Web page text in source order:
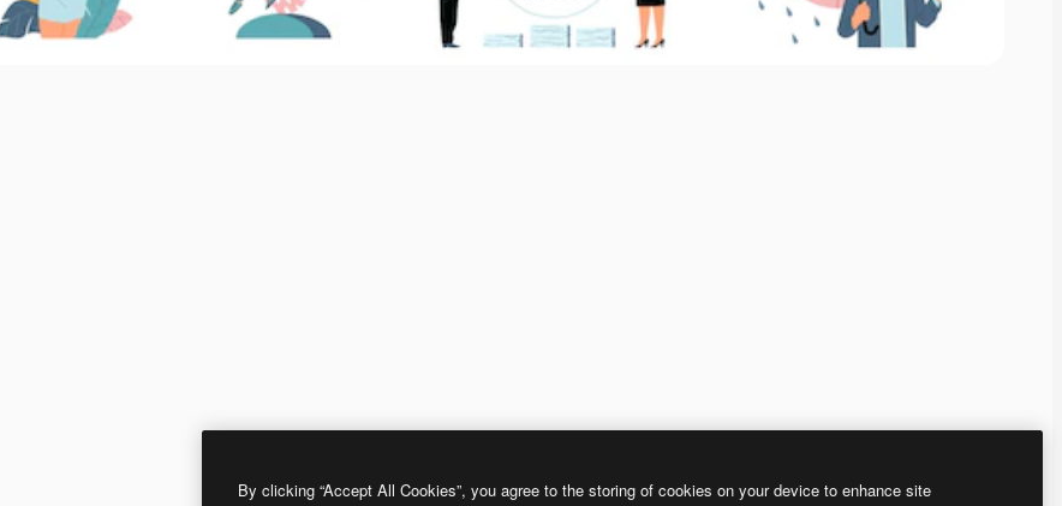
By clicking “Accept All Cookies”, you agree to the storing of cookies on your device to enhance site